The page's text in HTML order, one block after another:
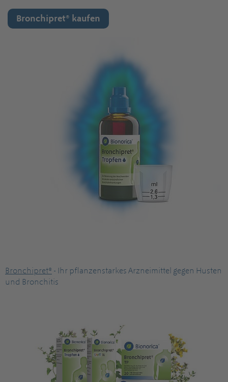
Bronchipret® kaufen
Bronchipret® - Ihr pflanzenstarkes Arzneimittel gegen Husten
und Bronchitis